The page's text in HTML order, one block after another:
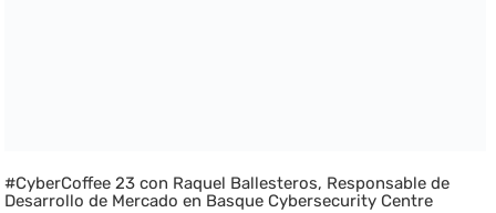
#CyberCoffee 23 con Raquel Ballesteros, Responsable de
Desarrollo de Mercado en Basque Cybersecurity Centre